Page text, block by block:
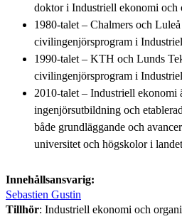
doktor i Industriell ekonomi
1980-talet – Chalmers och
civilingenjörsprogram i
1990-talet – KTH och Lunds
civilingenjörsprogram i
2010-talet – Industriell ekonomi
ingenjörsutbildning och
både grundläggande och
universitet och högskolor i
Innehållsansvarig:
Sebastien Gustin
Tillhör: Industriell ekonomi och